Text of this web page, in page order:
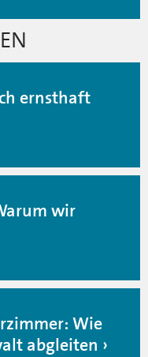
ernsthaft
wir
Wie
abgleiten